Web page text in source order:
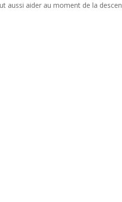
aussi aider au moment de la